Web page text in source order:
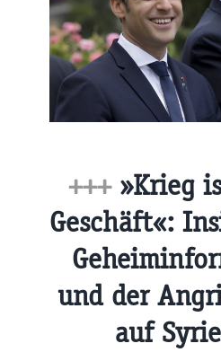
+++ »Krieg
Geschäft«:
und der
auf